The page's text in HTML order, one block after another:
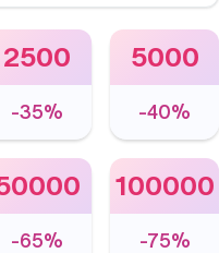
2500
-35%
5000
-40%
-65%
100000
-75%